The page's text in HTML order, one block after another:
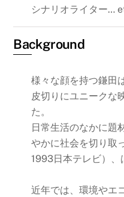
シナリオライター…
Background
様々な顔を持つ鎌田
皮切りにユニークな
た。
日常生活のなかに題
やかに社会を切り取
1993日本テレビ）、
近年では、環境やエ